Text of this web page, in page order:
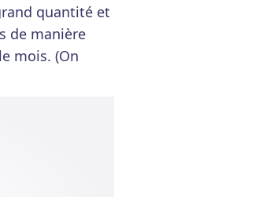
quantité et
de manière
mois. (On